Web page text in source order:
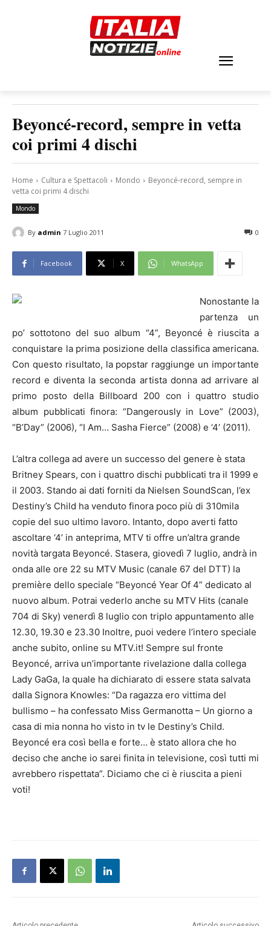
Beyoncé-record, sempre in vetta
coi primi 4 dischi
Home Cultura e Spettacoli Mondo
Beyoncé-record, sempre in
vetta coi primi 4 dischi
Mondo
By admin 7 Luglio 2011 0
Facebook X WhatsApp
Nonostante la
partenza un
po’ sottotono del suo album “4”, Beyoncé è riuscita a
conquistare la prima posizione della classifica americana.
Con questo risultato, la popstar raggiunge un importante
record e diventa la seconda artista donna ad arrivare al
primo posto della Billboard 200 con i quattro studio
album pubblicati finora: “Dangerously in Love” (2003),
“B’Day” (2006), “I Am… Sasha Fierce” (2008) e ‘4’ (2011).
L’altra collega ad avere un successo del genere è stata
Britney Spears, con i quattro dischi pubblicati tra il 1999 e
il 2003. Stando ai dati forniti da Nielsen SoundScan, l’ex
Destiny’s Child ha venduto finora poco più di 310mila
copie del suo ultimo lavoro. Intanto, dopo averti fatto
ascoltare ‘4’ in anteprima, MTV ti offre un’altra grande
novità targata Beyoncé. Stasera, giovedì 7 luglio, andrà in
onda alle ore 22 su MTV Music (canale 67 del DTT) la
première dello speciale “Beyoncé Year Of 4” dedicato al
nuovo album. Potrai vederlo anche su MTV Hits (canale
704 di Sky) venerdì 8 luglio con triplo appuntamento alle
12.30, 19.30 e 23.30 Inoltre, puoi vedere l’intero speciale
anche subito, online su MTV.it! Sempre sul fronte
Beyoncé, arriva un’importante rivelazione dalla collega
Lady GaGa, la quale ha dichiarato di essere stata salvata
dalla Signora Knowles: “Da ragazza ero vittima del
bullismo – ha confessato Miss Germanotta – Un giorno a
casa di mia nonna ho visto in tv le Destiny’s Child.
Beyoncé era così bella e forte… è stato allora che ho
deciso che anche io sarei finita in televisione, così tutti mi
avrebbero rispettata”. Diciamo che ci è riuscita a pieni
voti!